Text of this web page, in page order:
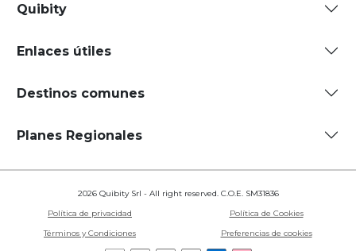
Quibity
Enlaces útiles
Destinos comunes
Planes Regionales
2026 Quibity Srl - All right reserved. C.O.E. SM31836
Política de privacidad
Política de Cookies
Términos y Condiciones
Preferencias de cookies